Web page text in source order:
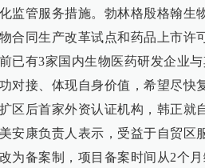
化监管服务措施。勃林格殷格翰生
物合同生产改革试点和药品上市许
前已有3家国内生物医药研发企业
功对接、体现自身价值，希望尽快
扩区后首家外资认证机构，韩正就
美安康负责人表示，受益于自贸区
改为备案制，项目备案时间从2个